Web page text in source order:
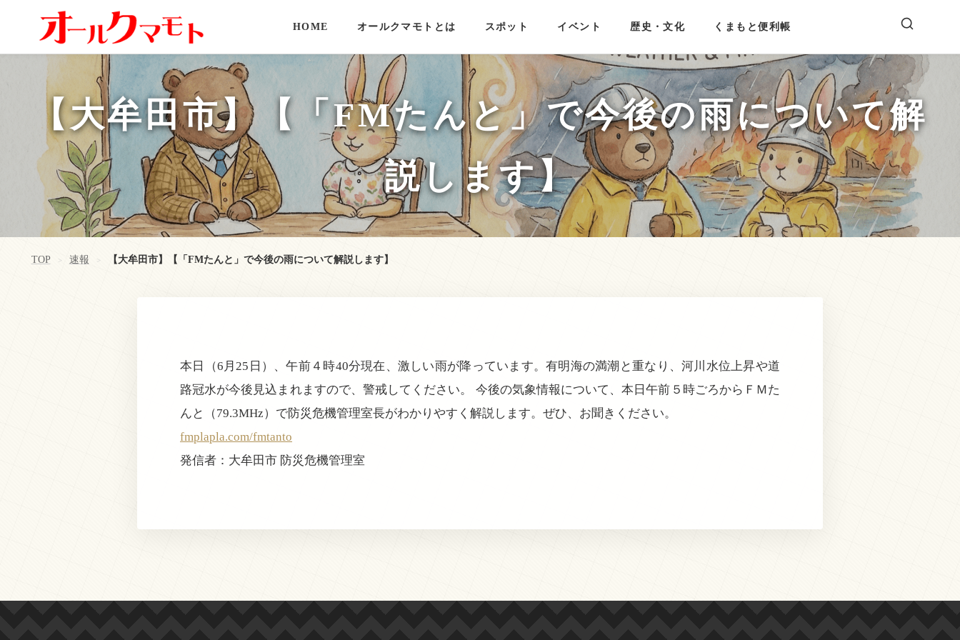
HOME オールクマモトとは スポット イベント 歴史・文化 くまもと便利帳
【大牟田市】【「FMたんと」で今後の雨について解
説します】
TOP > 速報 > 【大牟田市】【「FMたんと」で今後の雨について解説します】
本日（6月25日）、午前４時40分現在、激しい雨が降っています。有明海の満潮と重なり、河川水位上昇や道
路冠水が今後見込まれますので、警戒してください。 今後の気象情報について、本日午前５時ごろからＦＭた
んと（79.3MHz）で防災危機管理室長がわかりやすく解説します。ぜひ、お聞きください。
fmplapla.com/fmtanto
発信者：大牟田市 防災危機管理室